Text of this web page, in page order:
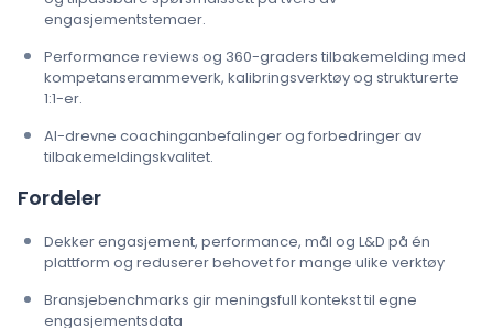
engasjementstemaer.
Performance reviews og 360-graders tilbakemelding med
kompetanserammeverk, kalibringsverktøy og strukturerte
1:1-er.
AI-drevne coachinganbefalinger og forbedringer av
tilbakemeldingskvalitet.
Fordeler
Dekker engasjement, performance, mål og L&D på én
plattform og reduserer behovet for mange ulike verktøy
Bransjebenchmarks gir meningsfull kontekst til egne
engasjementsdata